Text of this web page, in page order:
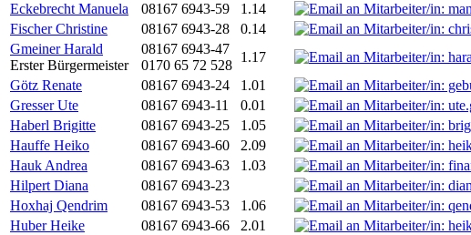
Eckebrecht Manuela
08167 6943-59 1.14
Fischer Christine
08167 6943-28 0.14
Gmeiner Harald
Erster Bürgermeister
08167 6943-47
0170 65 72 528
1.17
Götz Renate
08167 6943-24 1.01
Gresser Ute
08167 6943-11 0.01
Haberl Brigitte
08167 6943-25 1.05
Hauffe Heiko
08167 6943-60 2.09
Hauk Andrea
08167 6943-63 1.03
Hilpert Diana
08167 6943-23
Hoxhaj Qendrim
08167 6943-53 1.06
Huber Heike
08167 6943-66 2.01